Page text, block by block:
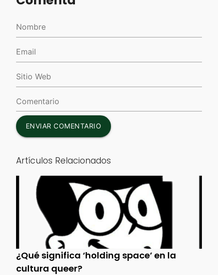
ENVIAR COMENTARIO
Artículos Relacionados
¿Qué significa ‘holding space’ en la
cultura queer?